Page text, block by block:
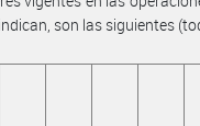
son las siguientes